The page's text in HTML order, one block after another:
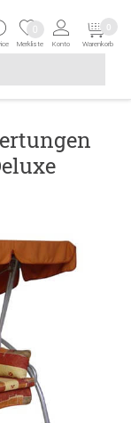
Buchstaben
Merkliste
0
Konto Warenkorb
0